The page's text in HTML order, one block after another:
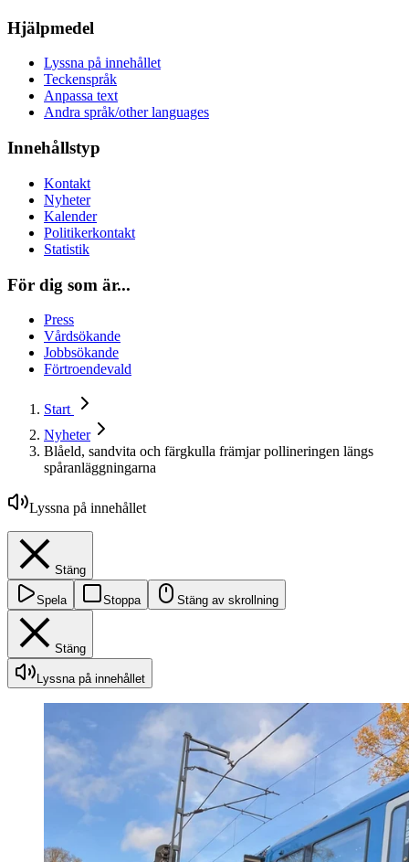
Hjälpmedel
Lyssna på innehållet
Teckenspråk
Anpassa text
Andra språk/other languages
Innehållstyp
Kontakt
Nyheter
Kalender
Politikerkontakt
Statistik
För dig som är...
Press
Vårdsökande
Jobbsökande
Förtroendevald
Start
Nyheter
Blåeld, sandvita och färgkulla främjar pollineringen längs
spåranläggningarna
Lyssna på innehållet
Stäng
Spela Stoppa Stäng av skrollning
Stäng
Lyssna på innehållet